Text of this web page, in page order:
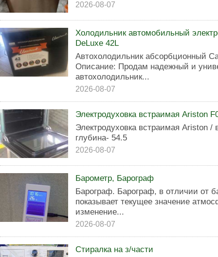
2026-08-07
Холодильник автомобильный
DeLuxe 42L
Автохолодильник абсорбционный
Описание: Продам надежный и
автохолодильник...
2026-08-07
Электродуховка встраимая Ariston
Электродуховка встраимая Ariston
глубина- 54.5
2026-08-07
Барометр, Барограф
Бapогрaф. Барограф, в отличии от
показывает текущее значение
изменение...
2026-08-07
Стиралка на з/части